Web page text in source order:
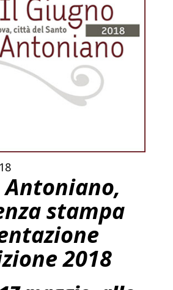
Antoniano,
stampa
2018